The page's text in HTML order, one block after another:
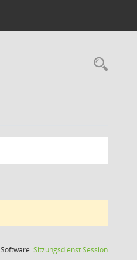
Software:SitzungsdienstSession(Wird in